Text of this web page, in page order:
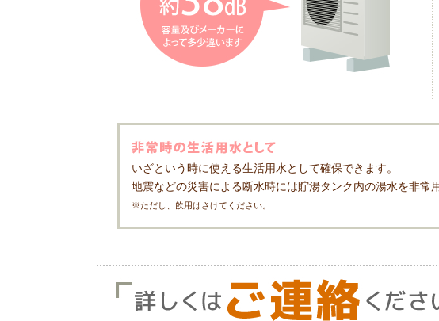
いざという時に使える生活用水として確保できます。
地震などの災害による断水時には貯湯タンク内の湯水を非常
※ただし、飲用はさけてください。